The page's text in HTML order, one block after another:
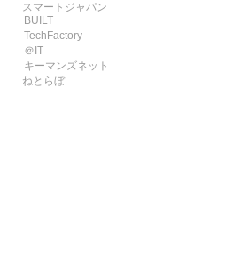
スマートジャパン
BUILT
TechFactory
＠IT
キーマンズネット
ねとらぼ